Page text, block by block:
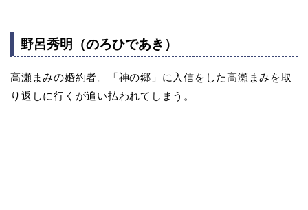
野呂秀明（のろひであき）
高瀬まみの婚約者。「神の郷」に入信をした高瀬まみを取
り返しに行くが追い払われてしまう。